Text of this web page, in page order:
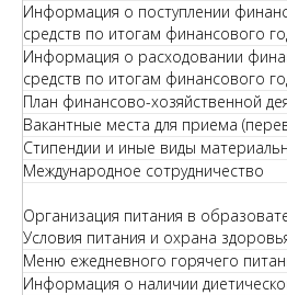
Информация о поступлении
средств по итогам финансового
Информация о расходовании
средств по итогам финансового
План финансово-хозяйственной
Вакантные места для приема
Стипендии и иные виды
Международное сотрудничество
Организация питания в
Условия питания и охрана
Меню ежедневного горячего
Информация о наличии